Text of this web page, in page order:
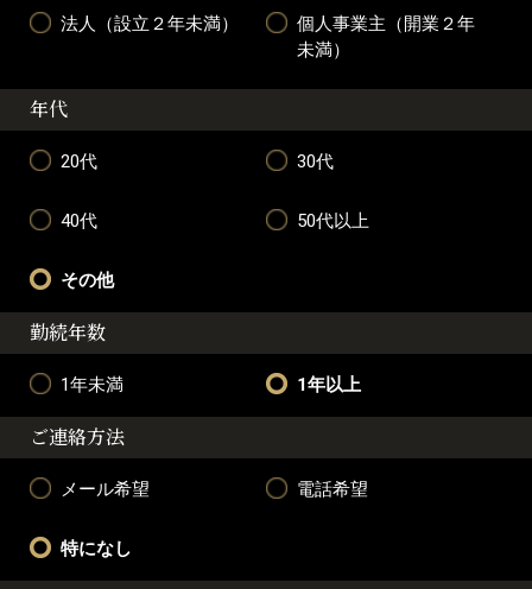
法人（設立２年未満）
個人事業主（開業２年
未満）
年代
20代 30代
40代 50代以上
その他
勤続年数
1年未満 1年以上
ご連絡方法
メール希望 電話希望
特になし